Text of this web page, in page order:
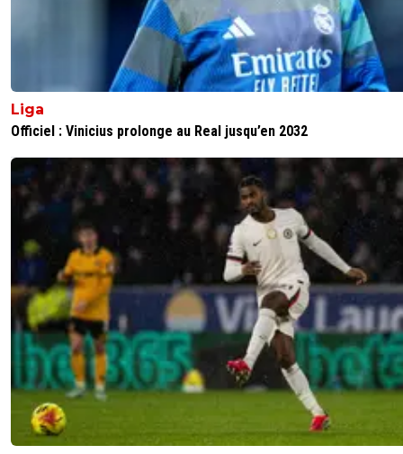
Liga
Officiel : Vinicius prolonge au Real jusqu’en 2032